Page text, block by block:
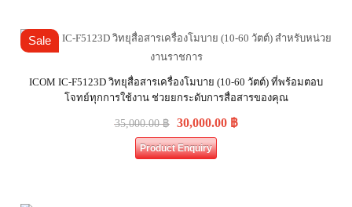
Sale
ICOM IC-F5123D วิทยุสื่อสารเครื่องโมบาย (10-60 วัตต์) ที่พร้อมตอบ
โจทย์ทุกการใช้งาน ช่วยยกระดับการสื่อสารของคุณ
35,000.00฿ 30,000.00 ฿
Product Enquiry